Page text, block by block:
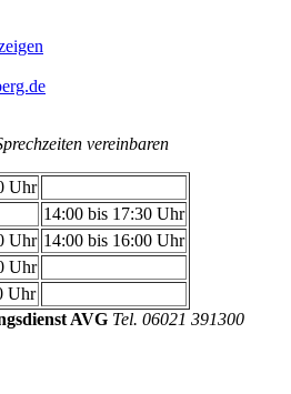
vereinbaren
Uhr
14:00 bis 17:30 Uhr
Uhr 14:00 bis 16:00 Uhr
Uhr
Uhr
AVG Tel. 06021 391300